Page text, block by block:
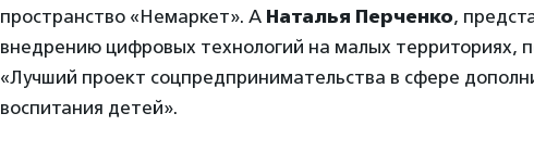
пространство «Немаркет». А Наталья Перченко,
внедрению цифровых технологий на малых территориях,
«Лучший проект соцпредпринимательства в сфере
воспитания детей».